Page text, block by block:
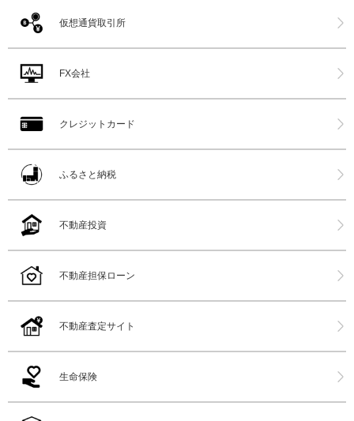
仮想通貨取引所
FX会社
クレジットカード
ふるさと納税
不動産投資
不動産担保ローン
不動産査定サイト
生命保険